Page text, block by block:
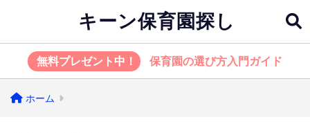
キーン保育園探し
無料プレゼント中！ 保育園の選び方入門ガイド
ホーム